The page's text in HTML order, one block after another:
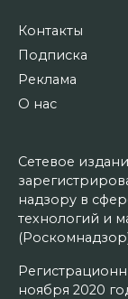
Контакты
Подписка
Реклама
О нас
Сетевое
надзору в
технологий и
ноября 2020